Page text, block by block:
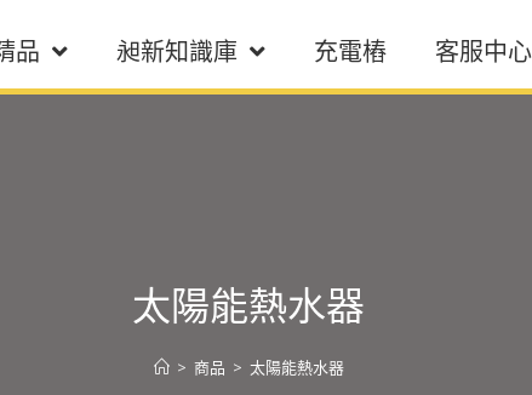
品 昶新知識庫 充電樁 客服中心
太陽能熱水器
> 商品 > 太陽能熱水器